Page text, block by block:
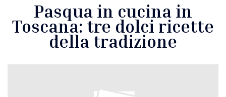
Pasqua in cucina in
Toscana: tre dolci ricette
della tradizione